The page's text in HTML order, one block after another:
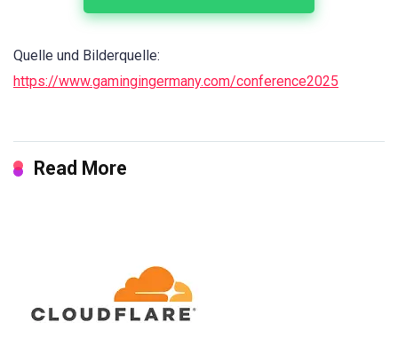
Quelle und Bilderquelle:
https://www.gamingingermany.com/conference2025
Read More